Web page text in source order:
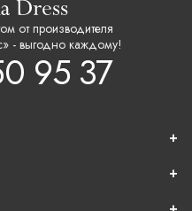
от производителя
- выгодно каждому!
95 37